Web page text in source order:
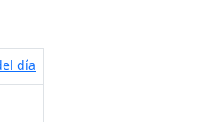
día